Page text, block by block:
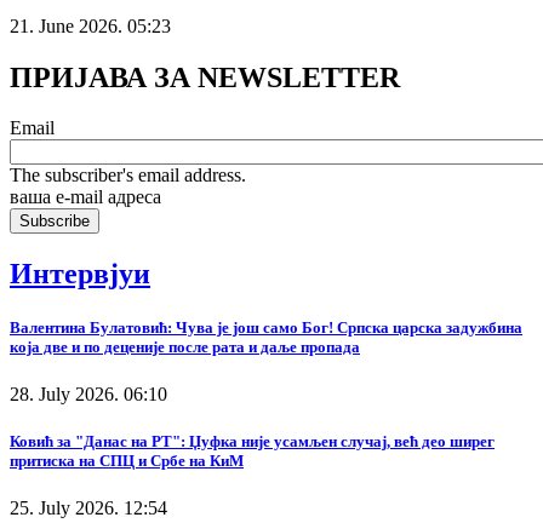
21. June 2026. 05:23
ПРИЈАВА ЗА NEWSLETTER
Email
The subscriber's email address.
ваша е-mail адреса
Интервјуи
Валентина Булатовић: Чува је још само Бог! Српска царска задужбина
која две и по деценије после рата и даље пропада
28. July 2026. 06:10
Ковић за "Данас на РТ": Џуфка није усамљен случај, већ део ширег
притиска на СПЦ и Србе на КиМ
25. July 2026. 12:54